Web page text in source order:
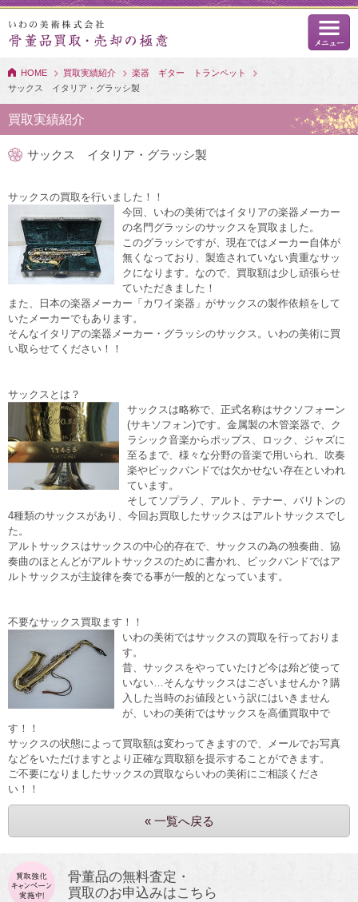
HOME 買取実績紹介
楽器 ギター トランペット
サックス イタリア・グラッシ製
買取実績紹介
サックス イタリア・グラッシ製
サックスの買取を行いました！！
今回、いわの美術ではイタリアの楽器メーカー
の名門グラッシのサックスを買取ました。
このグラッシですが、現在ではメーカー自体が
無くなっており、製造されていない貴重なサッ
クになります。なので、買取額は少し頑張らせ
ていただきました！
また、日本の楽器メーカー「カワイ楽器」がサックスの製作依頼をして
いたメーカーでもあります。
そんなイタリアの楽器メーカー・グラッシのサックス。いわの美術に買
い取らせてください！！
サックスとは？
サックスは略称で、正式名称はサクソフォーン
(サキソフォン)です。金属製の木管楽器で、ク
ラシック音楽からポップス、ロック、ジャズに
至るまで、様々な分野の音楽で用いられ、吹奏
楽やビックバンドでは欠かせない存在といわれ
ています。
そしてソプラノ、アルト、テナー、バリトンの
4種類のサックスがあり、今回お買取したサックスはアルトサックスでし
た。
アルトサックスはサックスの中心的存在で、サックスの為の独奏曲、協
奏曲のほとんどがアルトサックスのために書かれ、ビックバンドではア
ルトサックスが主旋律を奏でる事が一般的となっています。
不要なサックス買取ます！！
いわの美術ではサックスの買取を行っておりま
す。
昔、サックスをやっていたけど今は殆ど使って
いない…そんなサックスはございませんか？購
入した当時のお値段という訳にはいきません
が、いわの美術ではサックスを高価買取中で
す！！
サックスの状態によって買取額は変わってきますので、メールでお写真
などをいただけますとより正確な買取額を提示することができます。
ご不要になりましたサックスの買取ならいわの美術にご相談くださ
い！！
« 一覧へ戻る
骨董品の無料査定・
買取のお申込みはこちら